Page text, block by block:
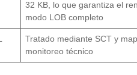
32 KB, lo que garantiza el
modo LOB completo
Tratado mediante SCT y
monitoreo técnico